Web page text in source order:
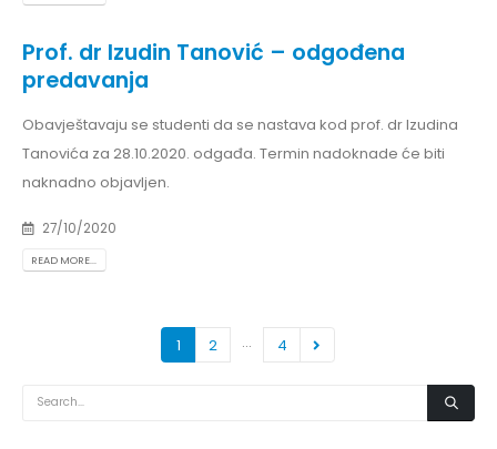
Prof. dr Izudin Tanović – odgođena
predavanja
Obavještavaju se studenti da se nastava kod prof. dr Izudina
Tanovića za 28.10.2020. odgađa. Termin nadoknade će biti
naknadno objavljen.
27/10/2020
READ MORE...
1 2 … 4